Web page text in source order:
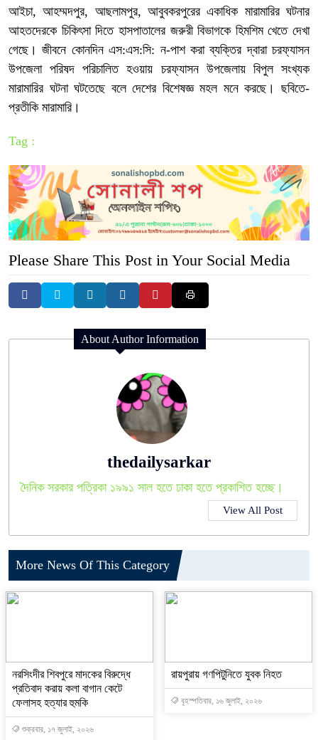
আইচা, আহম্মদপুর, আছলামপুর, আবুবকরপুরের একাধিক মারামারির ঘটনার
আহতদেরকে চিকিৎসা দিতে হাসপাতালের জরুরী বিভাগকে হিমশিম খেতে দেখা
গেছে। জীবনে কোনদিন এস:এস:সি: ন-পাশ করা ব্যক্তির দ্বারা চরফ্যাসন
উপজেলা পরিষদ পরিচালিত হওয়ায় চরফ্যাসন উপজেলায় বিপুল সংখ্যক
মারামারির ঘটনা ঘটতেছে বলে দেশের বিশেষজ্ঞ মহল মনে করছে। ছবিতে-
প্রতীকি মারামারি।
Tag :
Please Share This Post in Your Social Media
About Author Information
thedailysarkar
দৈনিক সরকার পত্রিকা ১৯৯১ সাল হতে ঢাকা হতে প্রকাশিত হচ্ছে।
View All Post
More News Of This Category
নরসিংদীর শিবপুরে মাদকের বিরুদ্ধে
প্রতিবাদ করায় কলা বাগান কেটে
ফেলাসহ হত্যার হুমকি
শুক্রবার, ১৭ জুলাই, ২০২৬
রায়পুরায় গণপিটুনিতে যুবক নিহত
বৃহস্পতিবার, ১৬ জুলাই, ২০২৬